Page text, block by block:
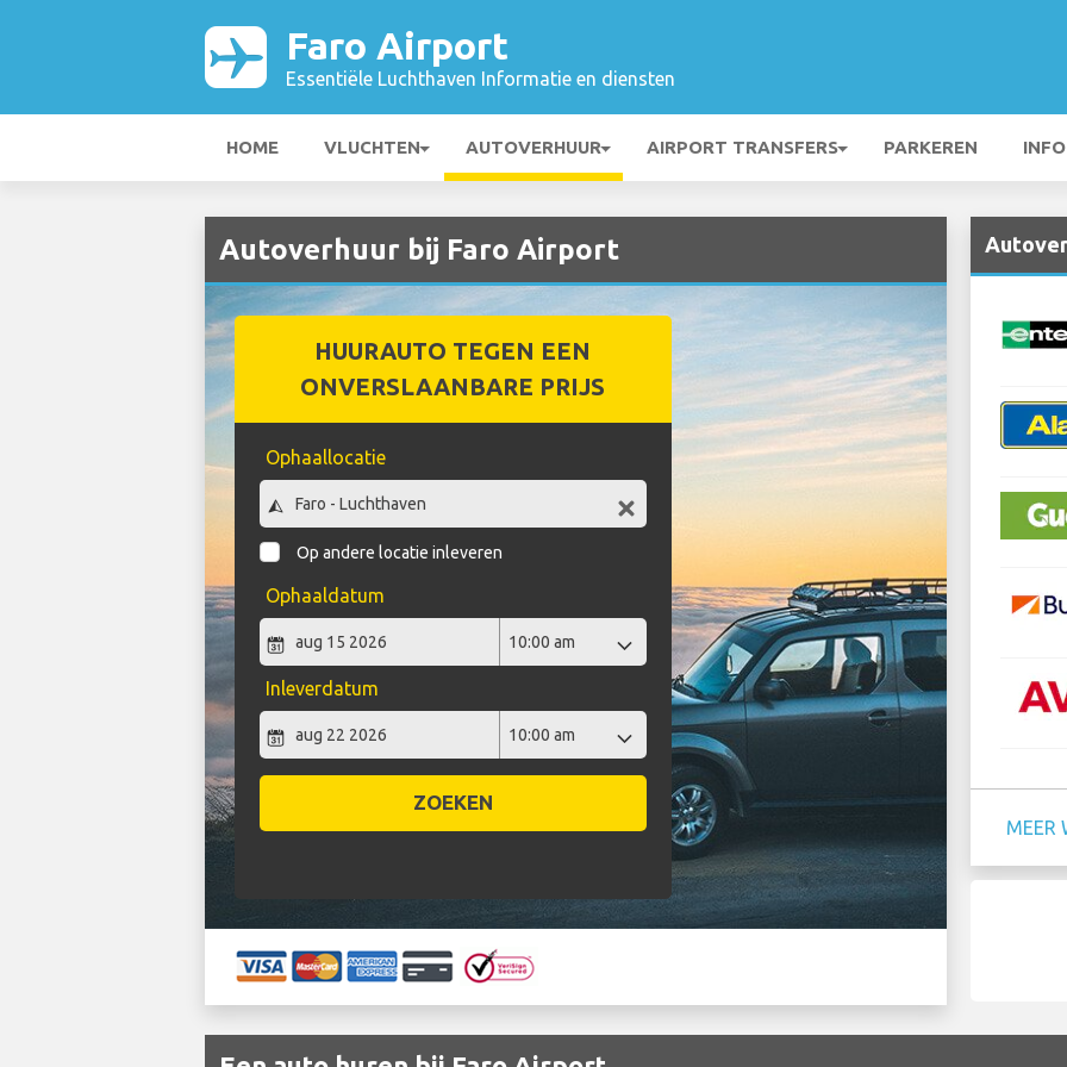
Faro Airport
Essentiële Luchthaven Informatie en diensten
HOME VLUCHTEN AUTOVERHUUR AIRPORT TRANSFERS PARKEREN
Autoverhuur bij Faro Airport
HUURAUTO TEGEN EEN
ONVERSLAANBARE PRIJS
Ophaallocatie
Op andere locatie inleveren
Ophaaldatum
Inleverdatum
ZOEKEN
MEER